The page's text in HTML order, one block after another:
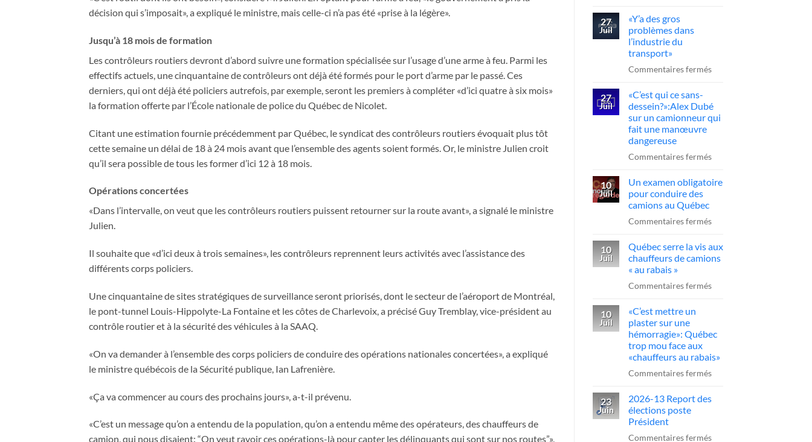
décision qui s’imposait», a expliqué le ministre, mais celle-ci n’a pas été «prise à la légère».
Jusqu’à 18 mois de formation
Les contrôleurs routiers devront d’abord suivre une formation spécialisée sur l’usage d’une arme à feu. Parmi les
effectifs actuels, une cinquantaine de contrôleurs ont déjà été formés pour le port d’arme par le passé. Ces
derniers, qui ont déjà été policiers autrefois, par exemple, seront les premiers à compléter «d’ici quatre à six mois»
la formation offerte par l’École nationale de police du Québec de Nicolet.
Citant une estimation fournie précédemment par Québec, le syndicat des contrôleurs routiers évoquait plus tôt
cette semaine un délai de 18 à 24 mois avant que l’ensemble des agents soient formés. Or, le ministre Julien croit
qu’il sera possible de tous les former d’ici 12 à 18 mois.
Opérations concertées
«Dans l’intervalle, on veut que les contrôleurs routiers puissent retourner sur la route avant», a signalé le ministre
Julien.
Il souhaite que «d’ici deux à trois semaines», les contrôleurs reprennent leurs activités avec l’assistance des
différents corps policiers.
Une cinquantaine de sites stratégiques de surveillance seront priorisés, dont le secteur de l’aéroport de Montréal,
le pont-tunnel Louis-Hippolyte-La Fontaine et les côtes de Charlevoix, a précisé Guy Tremblay, vice-président au
contrôle routier et à la sécurité des véhicules à la SAAQ.
«On va demander à l’ensemble des corps policiers de conduire des opérations nationales concertées», a expliqué
le ministre québécois de la Sécurité publique, Ian Lafrenière.
«Ça va commencer au cours des prochains jours», a-t-il prévenu.
«C’est un message qu’on a entendu de la population, qu’on a entendu même des opérateurs, des chauffeurs de
camion, qui nous disaient: “On veut ravoir ces opérations-là pour capter les délinquants qui sont sur nos routes”»,
la
presse
Québec
27
Juil
«Y’a des gros
problèmes dans
l’industrie du
transport»
Commentaires ferméssur
gros
problèmes
transport»
27
Juil
«C’est qui ce sans-
dessein?»:Alex Dubé
sur un camionneur qui
fait une manœuvre
dangereuse
Commentaires ferméssur
qui
dessein?»:Alex
sur
manœuvre
10
Juil
Un examen obligatoire
pour conduire des
camions au Québec
Commentaires ferméssur
examen
obligatoire
conduire
au
10
Juil
Québec serre la vis aux
chauffeurs de camions
« au rabais »
Commentaires ferméssur
vis
aux
camions
rabais
10
Juil
«C’est mettre un
plaster sur une
hémorragie»: Québec
trop mou face aux
«chauffeurs au rabais»
Commentaires ferméssur
mettre
23
Juin
2026-13 Report des
élections poste
Président
Commentaires ferméssur